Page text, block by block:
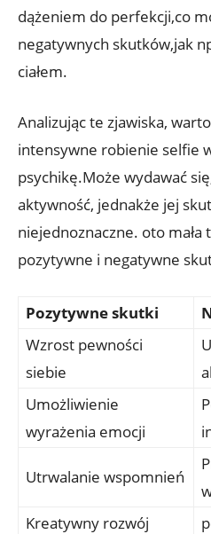
dążeniem ‍do perfekcji,co
negatywnych skutków,jak
ciałem.
Analizując‌ te⁣ zjawiska,
intensywne robienie selfie
psychikę.Może wydawać
aktywność, jednakże ⁢jej
niejednoznaczne. oto
pozytywne i negatywne
Pozytywne skutki
Wzrost pewności
siebie
Umożliwienie
wyrażenia emocji
Utrwalanie⁢ wspomnień
Kreatywny rozwój